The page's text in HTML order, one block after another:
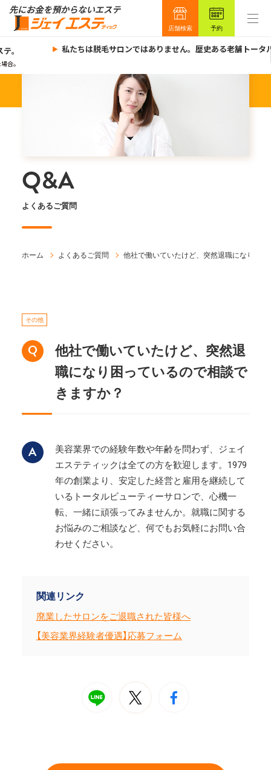
店舗検索 予約
。
合。
私たちは脱毛サロンではありません。歴史ある老舗トータ
Q&A
よくあるご質問
ホーム よくあるご質問 他社で働いていたけど、突然退職になり困
その他
他社で働いていたけど、突然退
職になり困っているので相談で
きますか？
美容業界での経験年数や年齢を問わず、ジェイ
エステティックは全ての方を歓迎します。1979
年の創業より、安定した経営と雇用を継続して
いるトータルビューティーサロンで、心機一
転、一緒に頑張ってみませんか。就職に関する
お悩みのご相談など、何でもお気軽にお問い合
わせください。
関連リンク
廃業したサロンをご退職された皆様へ
【美容業界経験者優遇】応募フォーム